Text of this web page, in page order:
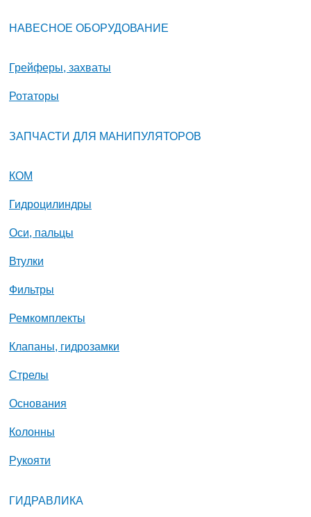
НАВЕСНОЕ ОБОРУДОВАНИЕ
Грейферы, захваты
Ротаторы
ЗАПЧАСТИ ДЛЯ МАНИПУЛЯТОРОВ
КОМ
Гидроцилиндры
Оси, пальцы
Втулки
Фильтры
Ремкомплекты
Клапаны, гидрозамки
Стрелы
Основания
Колонны
Рукояти
ГИДРАВЛИКА